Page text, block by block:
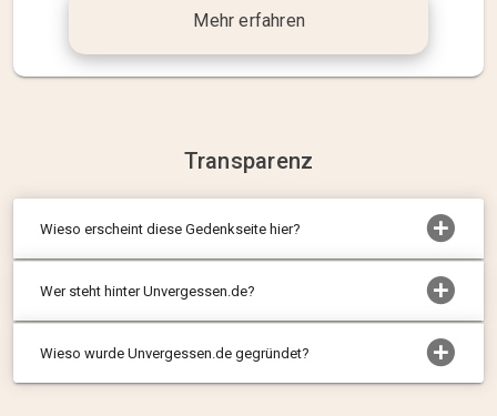
Mehr erfahren
Transparenz
Wieso erscheint diese Gedenkseite hier?
Wer steht hinter Unvergessen.de?
Wieso wurde Unvergessen.de gegründet?